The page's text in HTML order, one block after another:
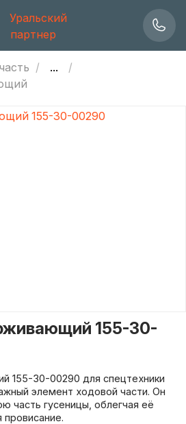
...
155-30-
155-30-00290 для спецтехники
элемент ходовой части. Он
часть гусеницы, облегчая её